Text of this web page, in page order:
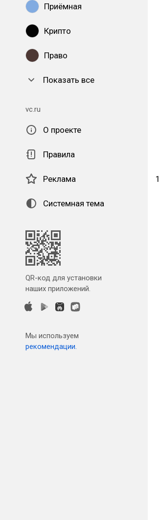
Приёмная
Крипто
Право
Показать все
vc.ru
О проекте
Правила
Реклама
Системная тема
QR-код для установки
наших приложений.
Мы используем
рекомендации.